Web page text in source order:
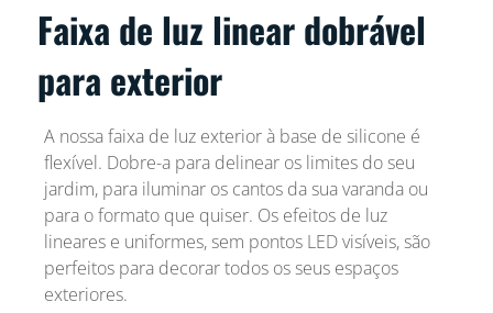
Faixa de luz linear dobrável
para exterior
A nossa faixa de luz exterior à base de silicone é
flexível. Dobre-a para delinear os limites do seu
jardim, para iluminar os cantos da sua varanda ou
para o formato que quiser. Os efeitos de luz
lineares e uniformes, sem pontos LED visíveis, são
perfeitos para decorar todos os seus espaços
exteriores.